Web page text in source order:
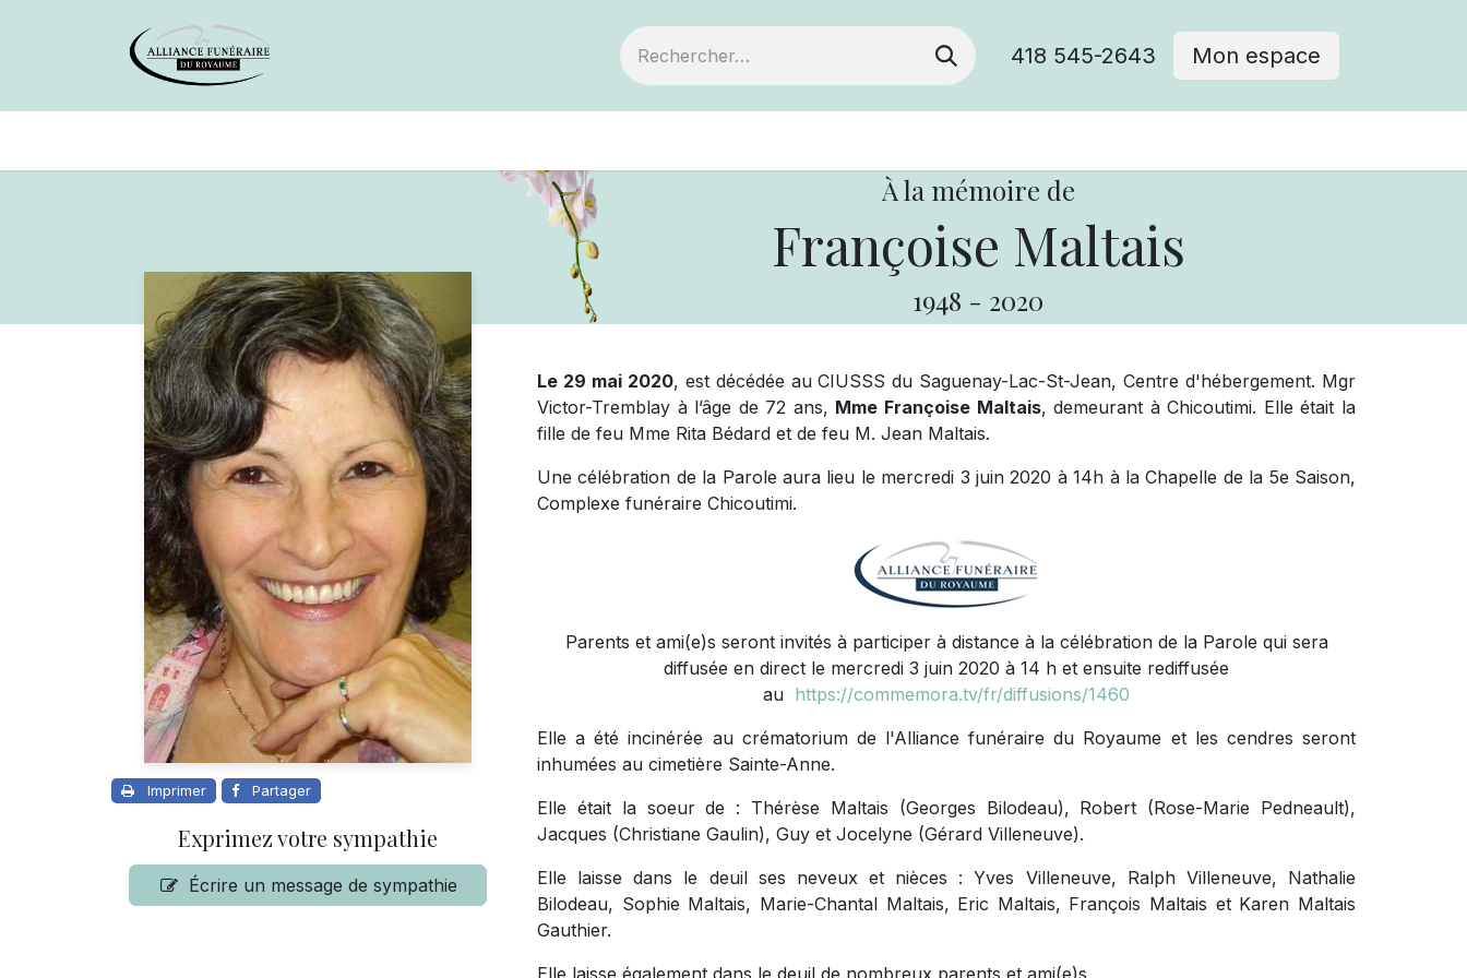
418 545-2643 Mon espace
À la mémoire de
Françoise Maltais
1948 - 2020
Imprimer Partager
Exprimez votre sympathie
Écrire un message de sympathie
Le 29 mai 2020, est décédée au CIUSSS du Saguenay-Lac-St-Jean, Centre d'hébergement. Mgr
Victor-Tremblay à l’âge de 72 ans, Mme Françoise Maltais, demeurant à Chicoutimi. Elle était la
fille de feu Mme Rita Bédard et de feu M. Jean Maltais.
Une célébration de la Parole aura lieu le mercredi 3 juin 2020 à 14h à la Chapelle de la 5e Saison,
Complexe funéraire Chicoutimi.
Parents et ami(e)s seront invités à participer à distance à la célébration de la Parole qui sera
diffusée en direct le mercredi 3 juin 2020 à 14 h et ensuite rediffusée
au https://commemora.tv/fr/diffusions/1460
Elle a été incinérée au crématorium de l'Alliance funéraire du Royaume et les cendres seront
inhumées au cimetière Sainte-Anne.
Elle était la soeur de : Thérèse Maltais (Georges Bilodeau), Robert (Rose-Marie Pedneault),
Jacques (Christiane Gaulin), Guy et Jocelyne (Gérard Villeneuve).
Elle laisse dans le deuil ses neveux et nièces : Yves Villeneuve, Ralph Villeneuve, Nathalie
Bilodeau, Sophie Maltais, Marie-Chantal Maltais, Eric Maltais, François Maltais et Karen Maltais
Gauthier.
Elle laisse également dans le deuil de nombreux parents et ami(e)s.